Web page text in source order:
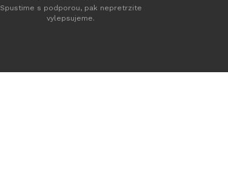
Spustime s podporou, pak nepretrzite
vylepsujeme.